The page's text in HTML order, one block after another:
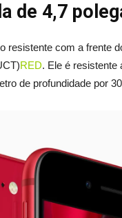
de 4,7
resistente com a frente
RED. Ele é resistente
de profundidade por